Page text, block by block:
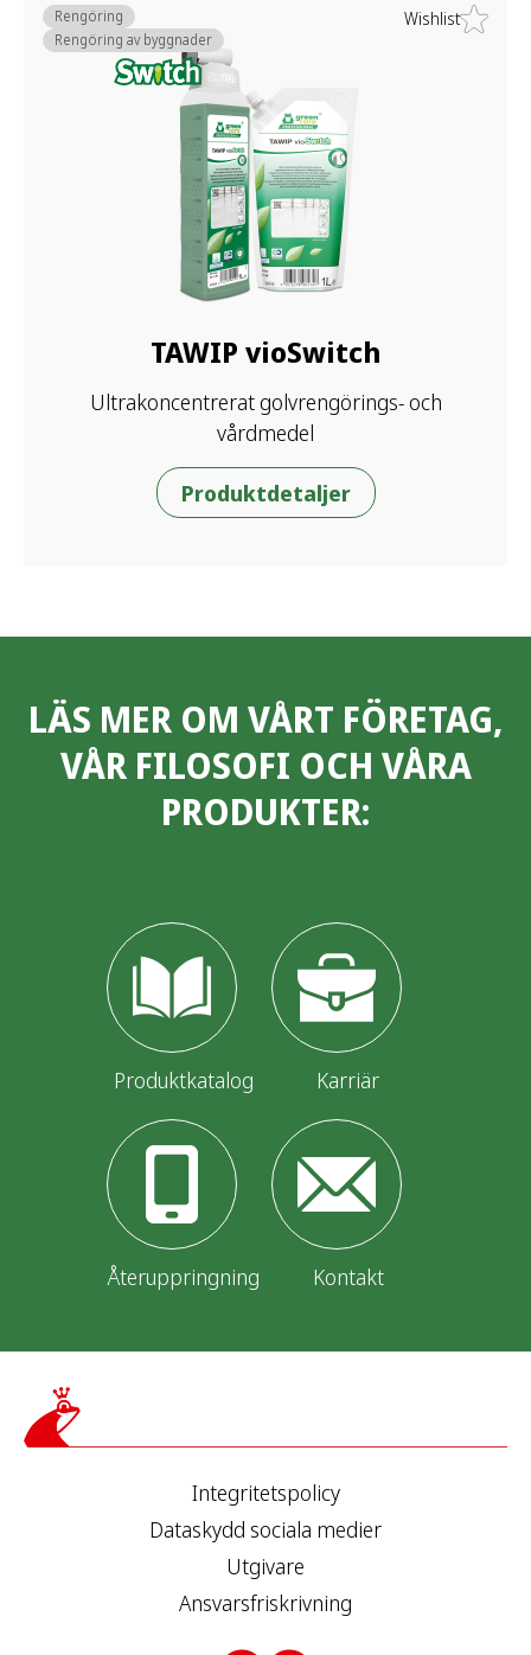
Wishlist
TAWIP vioSwitch
Ultrakoncentrerat golvrengörings- och
vårdmedel
Rengöring
Rengöring av byggnader
Produktdetaljer
LÄS MER OM VÅRT FÖRETAG,
VÅR FILOSOFI OCH VÅRA
PRODUKTER:
Produktkatalog Karriär
Återuppringning Kontakt
Integritetspolicy
Dataskydd sociala medier
Utgivare
Ansvarsfriskrivning